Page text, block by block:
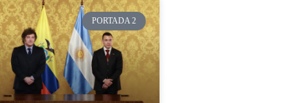
PORTADA 2